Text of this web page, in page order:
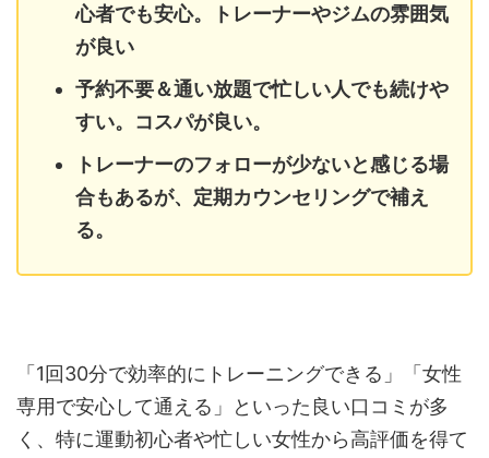
心者でも安心。トレーナーやジムの雰囲気
が良い
予約不要＆通い放題で忙しい人でも続けや
すい。コスパが良い。
トレーナーのフォローが少ないと感じる場
合もあるが、定期カウンセリングで補え
る。
「1回30分で効率的にトレーニングできる」「女性
専用で安心して通える」といった良い口コミが多
く、特に運動初心者や忙しい女性から高評価を得て